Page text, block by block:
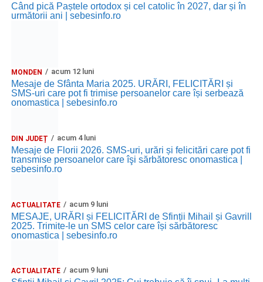
Când pică Paștele ortodox și cel catolic în 2027, dar și în
următorii ani | sebesinfo.ro
MONDEN acum 12 luni
Mesaje de Sfânta Maria 2025. URĂRI, FELICITĂRI și
SMS-uri care pot fi trimise persoanelor care își serbează
onomastica | sebesinfo.ro
DIN JUDEȚ acum 4 luni
Mesaje de Florii 2026. SMS-uri, urări și felicitări care pot fi
transmise persoanelor care îşi sărbătoresc onomastica |
sebesinfo.ro
ACTUALITATE acum 9 luni
MESAJE, URĂRI și FELICITĂRI de Sfinții Mihail și Gavrill
2025. Trimite-le un SMS celor care își sărbătoresc
onomastica | sebesinfo.ro
ACTUALITATE acum 9 luni